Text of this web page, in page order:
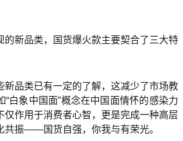
的新品类，国货爆火款主要契合了三大特
新品类已有一定的了解，这减少了市场教
“白象中国面”概念在中国面情怀的感染力
仅作用于消费者心智，更是完成一种高层
共振——国货自强，你我与有荣光。